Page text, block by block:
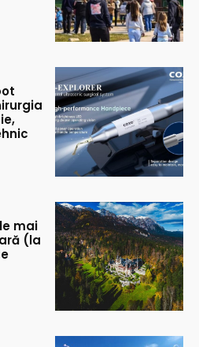
mai
(la